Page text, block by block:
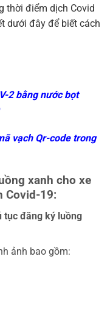
thời điểm dịch Covid
dưới đây để biết cách
2 bằng nước bọt
vạch Qr-code trong
xanh cho xe
Covid-19:
tục đăng ký luồng
ảnh bao gồm: